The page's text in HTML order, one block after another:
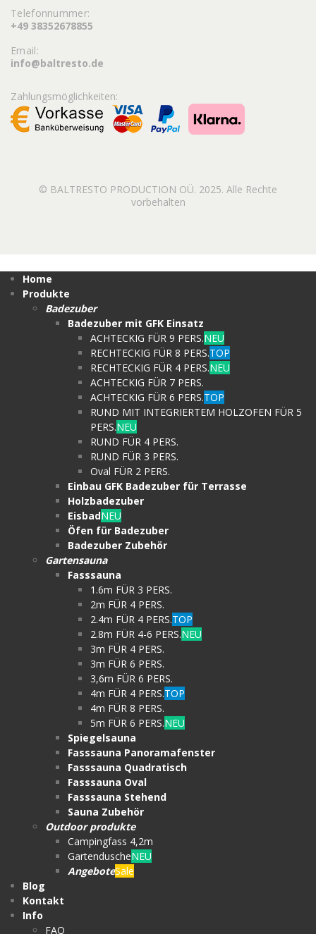
Telefonnummer:
+49 38352678855
Email:
info@baltresto.de
Zahlungsmöglichkeiten:
© BALTRESTO PRODUCTION OÜ. 2025. Alle Rechte
vorbehalten
Home
Produkte
Badezuber
Badezuber mit GFK Einsatz
ACHTECKIG FÜR 9 PERS.NEU
RECHTECKIG FÜR 8 PERS.TOP
RECHTECKIG FÜR 4 PERS.NEU
ACHTECKIG FÜR 7 PERS.
ACHTECKIG FÜR 6 PERS.TOP
RUND MIT INTEGRIERTEM HOLZOFEN FÜR 5
PERS.NEU
RUND FÜR 4 PERS.
RUND FÜR 3 PERS.
Oval FÜR 2 PERS.
Einbau GFK Badezuber für Terrasse
Holzbadezuber
EisbadNEU
Öfen für Badezuber
Badezuber Zubehör
Gartensauna
Fasssauna
1.6m FÜR 3 PERS.
2m FÜR 4 PERS.
2.4m FÜR 4 PERS.TOP
2.8m FÜR 4-6 PERS.NEU
3m FÜR 4 PERS.
3m FÜR 6 PERS.
3,6m FÜR 6 PERS.
4m FÜR 4 PERS.TOP
4m FÜR 8 PERS.
5m FÜR 6 PERS.NEU
Spiegelsauna
Fasssauna Panoramafenster
Fasssauna Quadratisch
Fasssauna Oval
Fasssauna Stehend
Sauna Zubehör
Outdoor produkte
Campingfass 4,2m
GartenduscheNEU
AngeboteSale
Blog
Kontakt
Info
FAQ